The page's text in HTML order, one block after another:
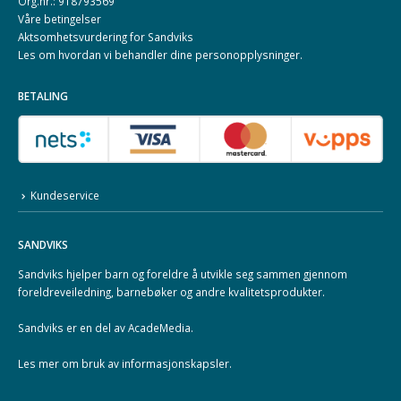
Våre betingelser
Aktsomhetsvurdering for Sandviks
Les om hvordan vi behandler dine personopplysninger.
BETALING
Kundeservice
SANDVIKS
Sandviks hjelper barn og foreldre å utvikle seg sammen gjennom
foreldreveiledning, barnebøker og andre kvalitetsprodukter.
Sandviks er en del avAcadeMedia.
Les mer om bruk av informasjonskapsler.